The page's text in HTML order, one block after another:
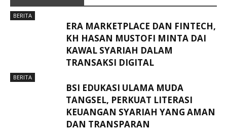
BERITA
ERA MARKETPLACE DAN FINTECH,
KH HASAN MUSTOFI MINTA DAI
KAWAL SYARIAH DALAM
TRANSAKSI DIGITAL
BERITA
BSI EDUKASI ULAMA MUDA
TANGSEL, PERKUAT LITERASI
KEUANGAN SYARIAH YANG AMAN
DAN TRANSPARAN